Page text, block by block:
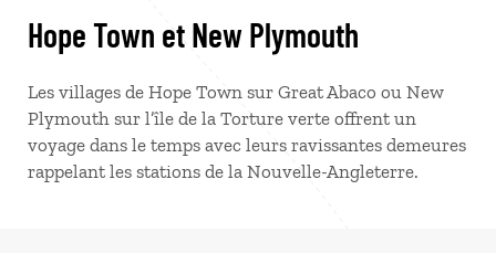
Hope Town et New Plymouth
Les villages de Hope Town sur Great Abaco ou New
Plymouth sur l’île de la Torture verte offrent un
voyage dans le temps avec leurs ravissantes demeures
rappelant les stations de la Nouvelle-Angleterre.